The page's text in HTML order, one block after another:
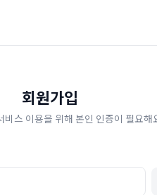
회원가입
비스 이용을 위해 본인 인증이 필요해